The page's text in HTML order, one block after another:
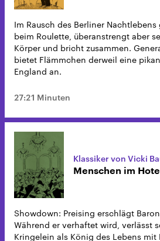
Im Rausch des Berliner
beim Roulette, überanstrengt aber
Körper und bricht zusammen.
bietet Flämmchen derweil eine
England an.
27:21 Minuten
Klassiker von Vicki
Menschen im
Showdown: Preising erschlägt
Während er verhaftet wird, verlässt
Kringelein als König des Lebens mit